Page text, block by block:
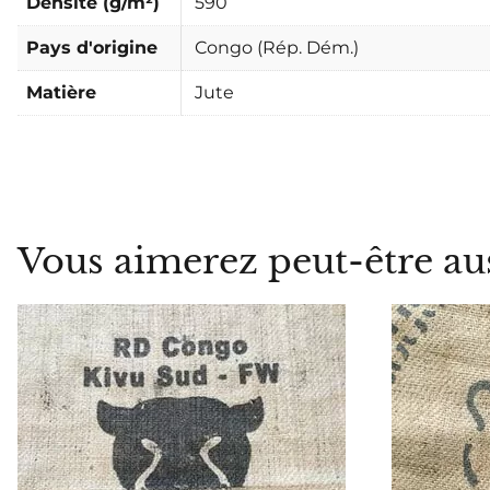
Pays d'origine Congo (Rép. Dém.)
Matière Jute
Vous aimerez peut-être
ME PRÉVENIR